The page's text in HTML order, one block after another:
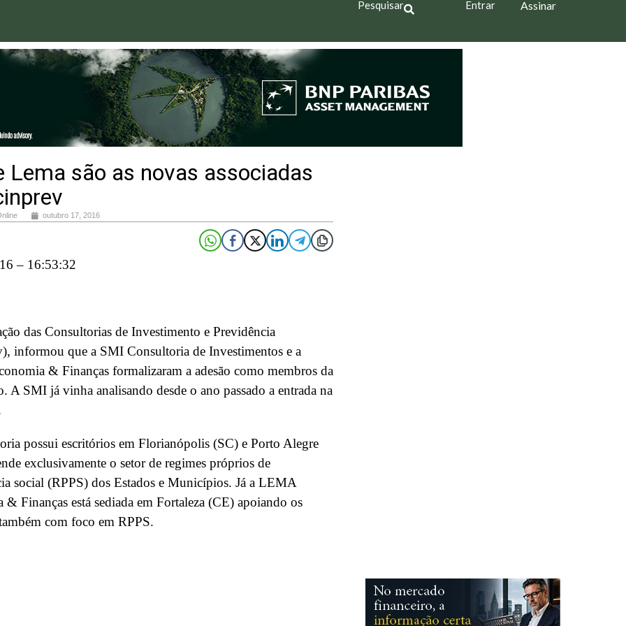
Pesquisar Entrar Assinar
Lema são as novas associadas
outubro 17, 2016
– 16:53:32
das Consultorias de Investimento e Previdência
informou que a SMI Consultoria de Investimentos e a
& Finanças formalizaram a adesão como membros da
A SMI já vinha analisando desde o ano passado a entrada na
possui escritórios em Florianópolis (SC) e Porto Alegre
exclusivamente o setor de regimes próprios de
social (RPPS) dos Estados e Municípios. Já a LEMA
& Finanças está sediada em Fortaleza (CE) apoiando os
com foco em RPPS.